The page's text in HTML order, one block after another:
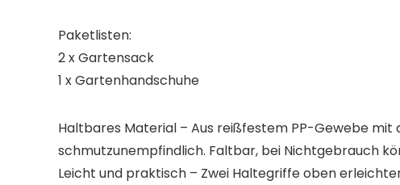
Paketlisten:
2 x Gartensack
1 x Gartenhandschuhe
Haltbares Material – Aus reißfestem PP-Gewebe
schmutzunempfindlich. Faltbar, bei Nichtgebrauch
Leicht und praktisch – Zwei Haltegriffe oben